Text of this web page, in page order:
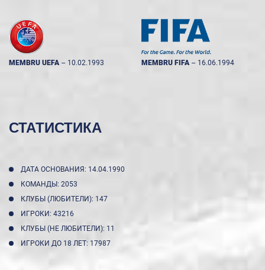
MEMBRU UEFA -- 10.02.1993 MEMBRU FIFA -- 16.06.1994
СТАТИСТИКА
ДАТА ОСНОВАНИЯ: 14.04.1990
КОМАНДЫ: 2053
КЛУБЫ (ЛЮБИТЕЛИ): 147
ИГРОКИ: 43216
КЛУБЫ (НЕ ЛЮБИТЕЛИ): 11
ИГРОКИ ДО 18 ЛЕТ: 17987